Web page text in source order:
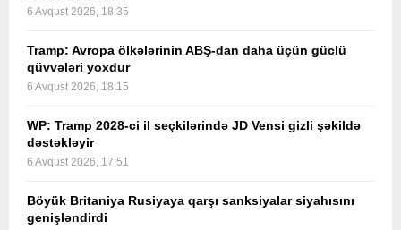
6 Avqust 2026, 18:35
Tramp: Avropa ölkələrinin ABŞ-dan daha üçün güclü
qüvvələri yoxdur
6 Avqust 2026, 18:15
WP: Tramp 2028-ci il seçkilərində JD Vensi gizli şəkildə
dəstəkləyir
6 Avqust 2026, 17:51
Böyük Britaniya Rusiyaya qarşı sanksiyalar siyahısını
genişləndirdi